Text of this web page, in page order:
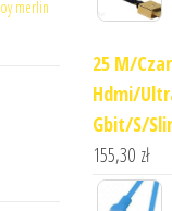
merlin
25 M/
Hdmi/
Gbit/S/
155,30 zł